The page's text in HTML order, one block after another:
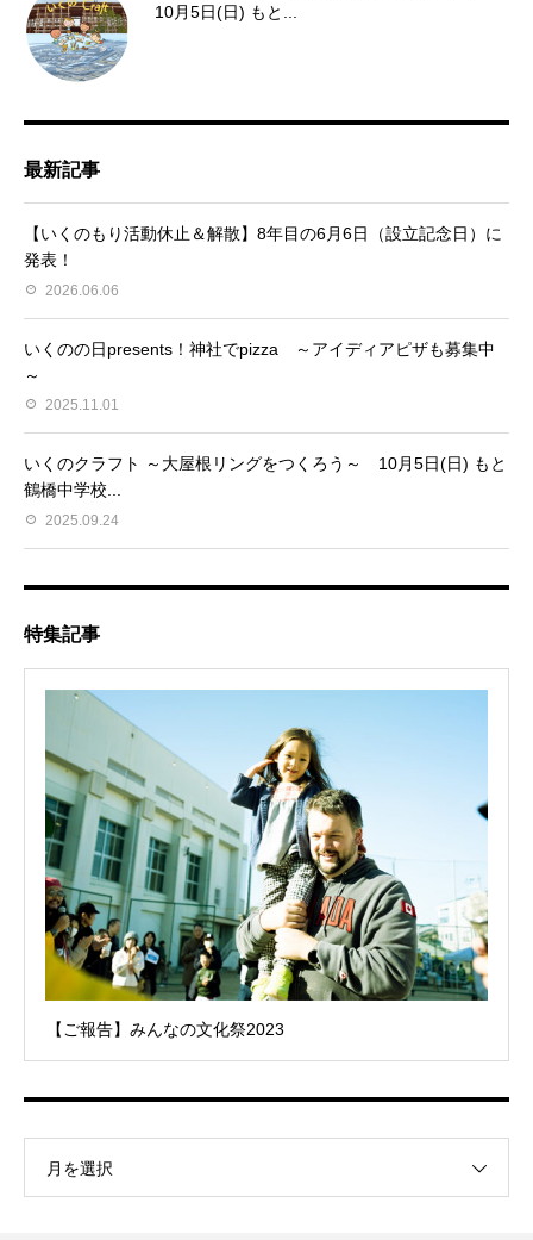
10月5日(日) もと...
最新記事
【いくのもり活動休止＆解散】8年目の6月6日（設立記念日）に
発表！
2026.06.06
いくのの日presents！神社でpizza ～アイディアピザも募集中
～
2025.11.01
いくのクラフト ～大屋根リングをつくろう～ 10月5日(日) もと
鶴橋中学校...
2025.09.24
特集記事
【ご報告】みんなの文化祭2023
月を選択